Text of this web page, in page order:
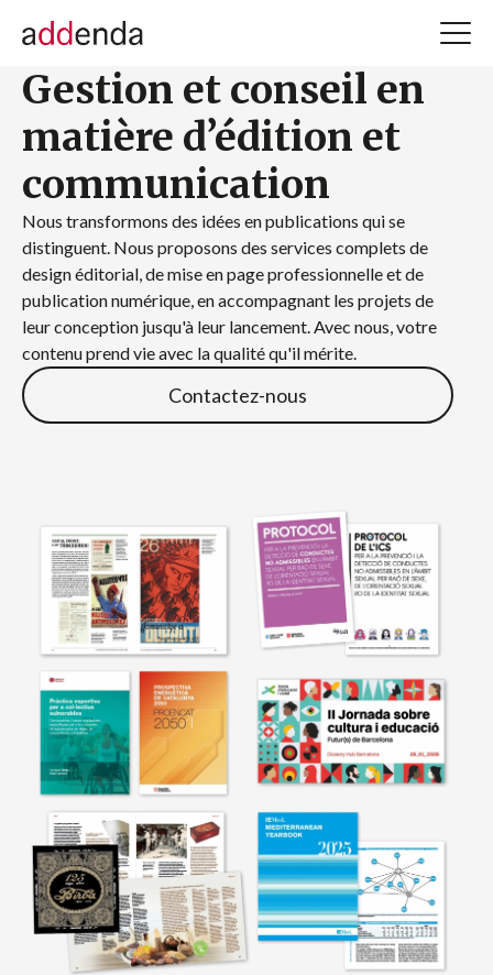
Gestion et conseil en
matière d’édition et
communication
Nous transformons des idées en publications qui se
distinguent. Nous proposons des services complets de
design éditorial, de mise en page professionnelle et de
publication numérique, en accompagnant les projets de
leur conception jusqu'à leur lancement. Avec nous, votre
contenu prend vie avec la qualité qu'il mérite.
Contactez-nous